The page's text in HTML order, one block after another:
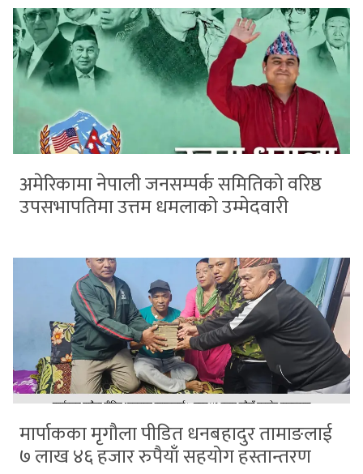
अमेरिकामा नेपाली जनसम्पर्क समितिको वरिष्ठ
उपसभापतिमा उत्तम धमलाको उम्मेदवारी
मार्पाकका मृगौला पीडित धनबहादुर तामाङलाई
७ लाख ४६ हजार रुपैयाँ सहयोग हस्तान्तरण